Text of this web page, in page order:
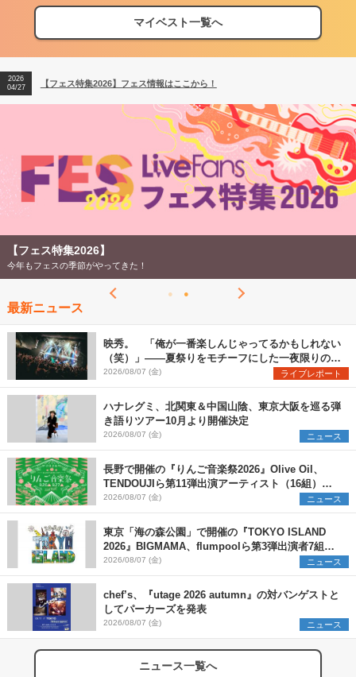
マイベスト一覧へ
【フェス特集2026】フェス情報はここから！
【ライブ動員ランキング】2026年上半期編発表！
2026
04/27
【フェス特集2026】フェス情報はここから！
2026
【ライブ動員ランキング】2026年上半期編発表！
【フェス特集2026】
今年もフェスの季節がやってきた！
最新ニュース
映秀。 「俺が一番楽しんじゃってるかもしれない
（笑）」――夏祭りをモチーフにした一夜限りのス
ペシャルライブ『色祭』レポート
2026/08/07 (金) ライブレポート
ハナレグミ、北関東＆中国山陰、東京大阪を巡る弾
き語りツアー10月より開催決定
2026/08/07 (金) ニュース
長野で開催の『りんご音楽祭2026』Olive Oil、
TENDOUJIら第11弾出演アーティスト（16組）を
発表
2026/08/07 (金) ニュース
東京「海の森公園」で開催の『TOKYO ISLAND
2026』BIGMAMA、flumpoolら第3弾出演者7組を
発表 ワークショップ・アート出展者を募集
2026/08/07 (金) ニュース
chef’s、『utage 2026 autumn』の対バンゲストと
してパーカーズを発表
2026/08/07 (金) ニュース
ニュース一覧へ